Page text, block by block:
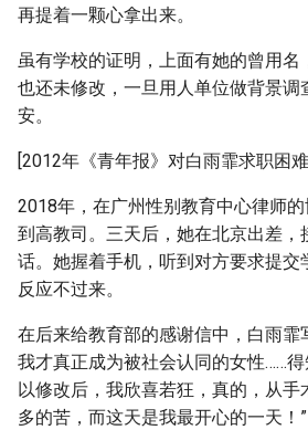
再提着一颗心拿出来。
虽有学校的证明，上面有她的曾用名
也还未修改，一旦用人单位做背景调
安。
[2012年《青年报》对白雨霏求职困
2018年，在广州性别教育中心律师
到高教司。三天后，她在北京出差，
话。她握着手机，听到对方要求提交
反应不过来。
在后来给教育部的感谢信中，白雨霏
我才真正成为被社会认同的女性……
以修改后，我欣喜若狂，真的，从手
多的苦，而这天是我最开心的一天！”